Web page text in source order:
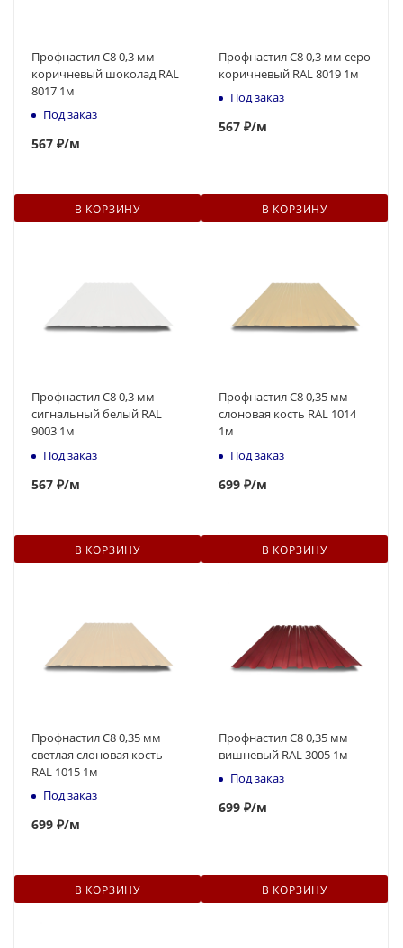
Профнастил С8 0,3 мм
коричневый шоколад RAL
8017 1м
Под заказ
567 ₽/м
В КОРЗИНУ
Профнастил С8 0,3 мм серо
коричневый RAL 8019 1м
Под заказ
567 ₽/м
В КОРЗИНУ
Профнастил С8 0,3 мм
сигнальный белый RAL
9003 1м
Под заказ
567 ₽/м
В КОРЗИНУ
Профнастил С8 0,35 мм
слоновая кость RAL 1014
1м
Под заказ
699 ₽/м
В КОРЗИНУ
Профнастил С8 0,35 мм
светлая слоновая кость
RAL 1015 1м
Под заказ
699 ₽/м
В КОРЗИНУ
Профнастил С8 0,35 мм
вишневый RAL 3005 1м
Под заказ
699 ₽/м
В КОРЗИНУ